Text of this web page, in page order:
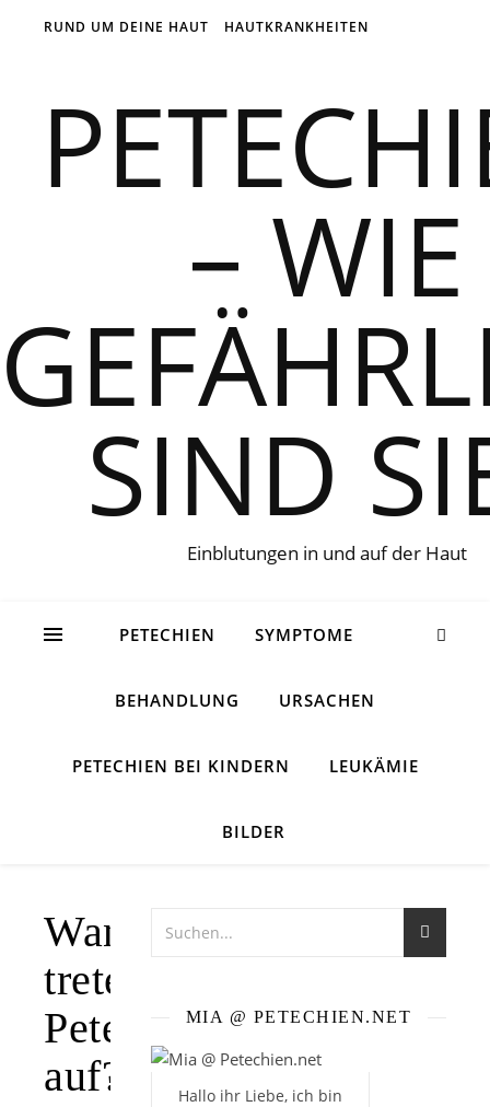
RUND UM DEINE HAUT HAUTKRANKHEITEN
– WIE
SIND
Einblutungen in und auf der Haut
PETECHIEN SYMPTOME
BEHANDLUNG URSACHEN
PETECHIEN BEI KINDERN LEUKÄMIE
BILDER
Wann
treten
Petechien
auf?
MIA @ PETECHIEN.NET
Hallo ihr Liebe, ich bin